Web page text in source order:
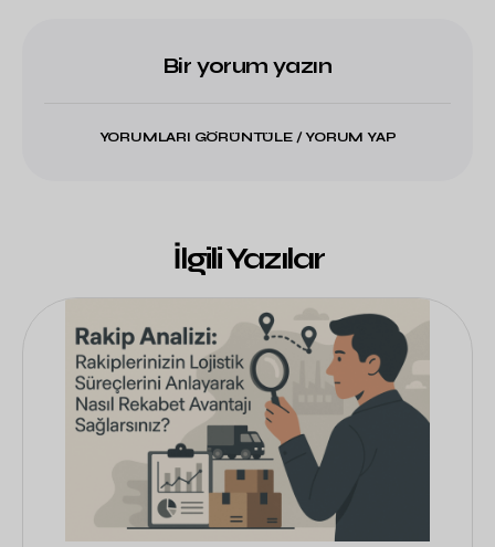
Bir yorum yazın
YORUMLARI GÖRÜNTÜLE / YORUM YAP
İlgili Yazılar